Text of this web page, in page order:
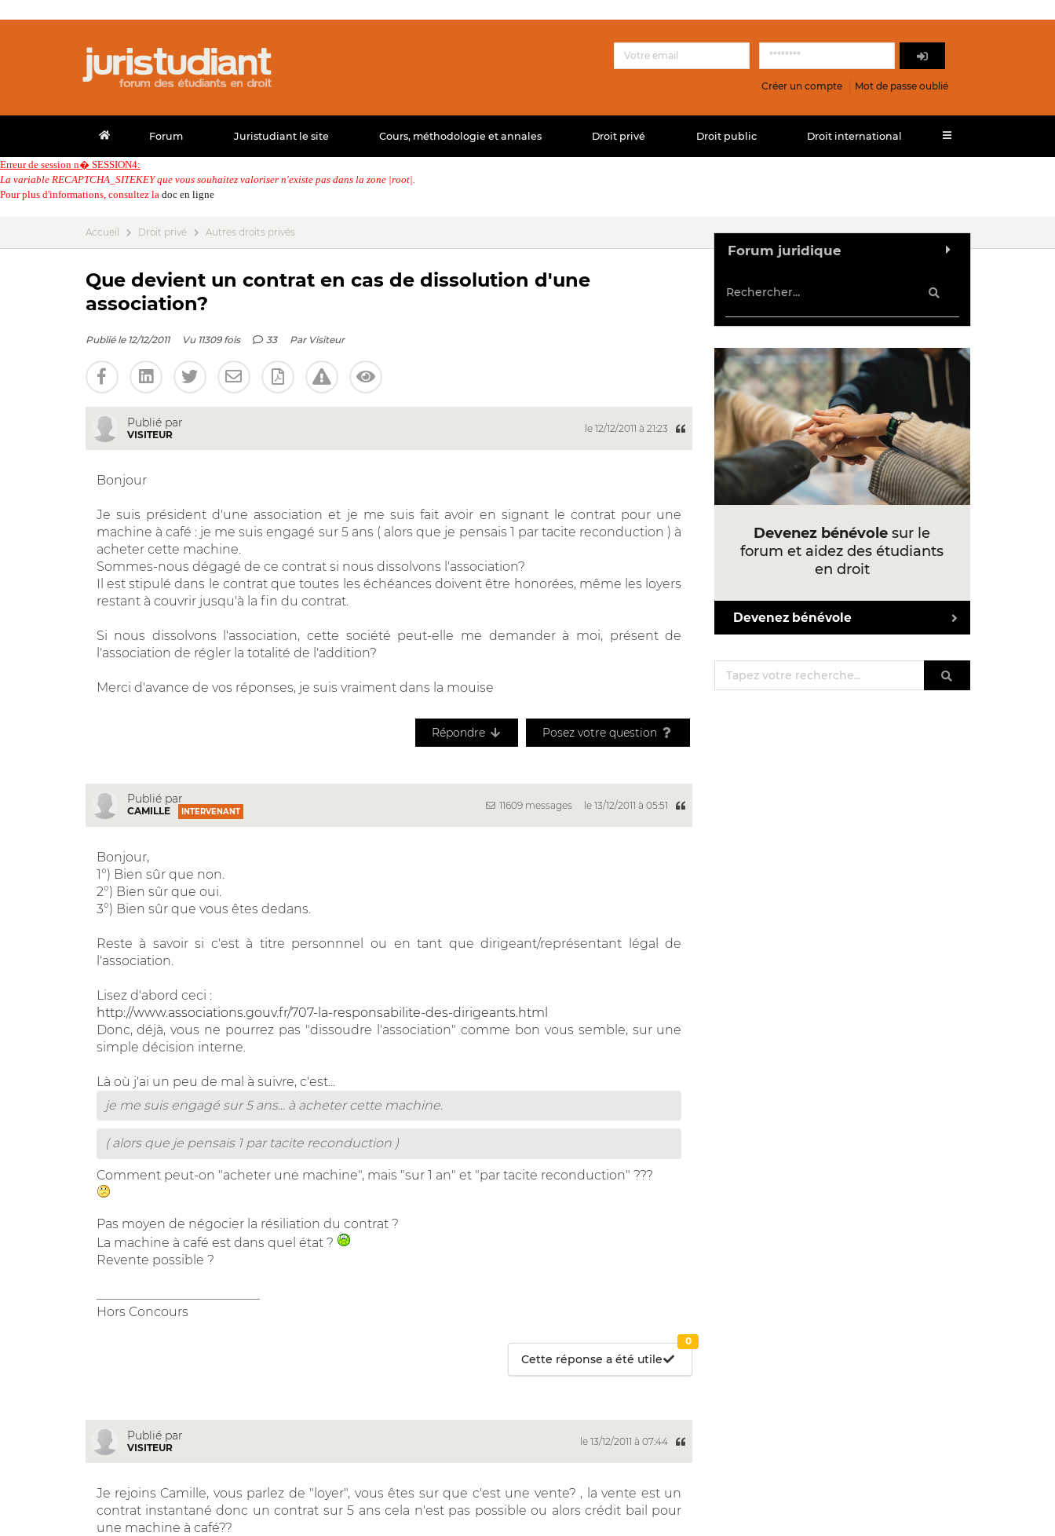
Créer un compte Mot de passe oublié
Forum Juristudiant le site Cours, méthodologie et annales Droit privé Droit public Droit international
Erreur de session n� SESSION4:
La variable RECAPTCHA_SITEKEY que vous souhaitez valoriser n'existe pas dans la zone |root|.
Pour plus d'informations, consultez la doc en ligne
Accueil Droit privé Autres droits privés
Que devient un contrat en cas de dissolution d'une
association?
Publié le 12/12/2011 Vu 11309 fois 33 Par Visiteur
Publié par
VISITEUR
le 12/12/2011 à 21:23
Bonjour
Je suis président d'une association et je me suis fait avoir en signant le contrat pour une
machine à café : je me suis engagé sur 5 ans ( alors que je pensais 1 par tacite reconduction ) à
acheter cette machine.
Sommes-nous dégagé de ce contrat si nous dissolvons l'association?
Il est stipulé dans le contrat que toutes les échéances doivent être honorées, même les loyers
restant à couvrir jusqu'à la fin du contrat.
Si nous dissolvons l'association, cette société peut-elle me demander à moi, présent de
l'association de régler la totalité de l'addition?
Merci d'avance de vos réponses, je suis vraiment dans la mouise
Répondre Posez votre question
Publié par
CAMILLE INTERVENANT
11609 messages le 13/12/2011 à 05:51
Bonjour,
1°) Bien sûr que non.
2°) Bien sûr que oui.
3°) Bien sûr que vous êtes dedans.
Reste à savoir si c'est à titre personnnel ou en tant que dirigeant/représentant légal de
l'association.
Lisez d'abord ceci :
http://www.associations.gouv.fr/707-la-responsabilite-des-dirigeants.html
Donc, déjà, vous ne pourrez pas "dissoudre l'association" comme bon vous semble, sur une
simple décision interne.
Là où j'ai un peu de mal à suivre, c'est...
je me suis engagé sur 5 ans... à acheter cette machine.
( alors que je pensais 1 par tacite reconduction )
Comment peut-on "acheter une machine", mais "sur 1 an" et "par tacite reconduction" ???
Pas moyen de négocier la résiliation du contrat ?
La machine à café est dans quel état ?
Revente possible ?
Hors Concours
Cette réponse a été utile
0
Publié par
VISITEUR
le 13/12/2011 à 07:44
Je rejoins Camille, vous parlez de "loyer", vous êtes sur que c'est une vente? , la vente est un
contrat instantané donc un contrat sur 5 ans cela n'est pas possible ou alors crédit bail pour
une machine à café??
Forum juridique
Devenez bénévole sur le
forum et aidez des étudiants
en droit
Devenez bénévole